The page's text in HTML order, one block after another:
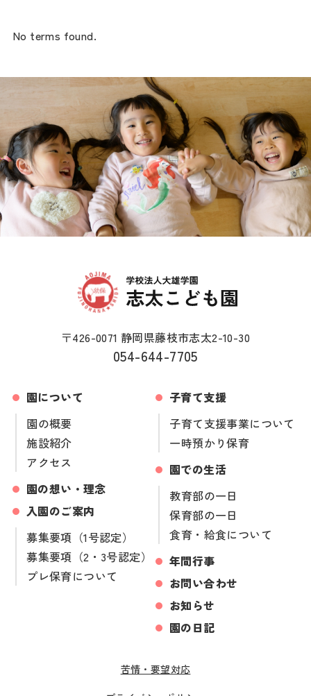
No terms found.
〒426-0071 静岡県藤枝市志太2-10-30
054-644-7705
園について
園の概要
施設紹介
アクセス
園の想い・理念
入園のご案内
募集要項（1号認定）
募集要項（2・3号認定）
プレ保育について
子育て支援
子育て支援事業について
一時預かり保育
園での生活
教育部の一日
保育部の一日
食育・給食について
年間行事
お問い合わせ
お知らせ
園の日記
苦情・要望対応